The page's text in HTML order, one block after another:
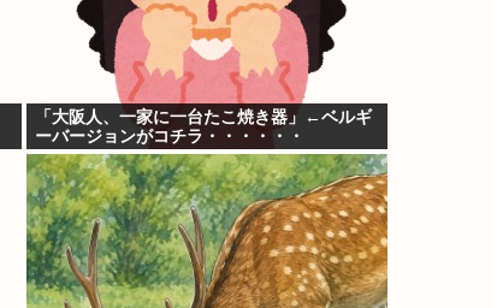
「大阪人、一家に一台たこ焼き器」←ベルギ
ーバージョンがコチラ・・・・・・